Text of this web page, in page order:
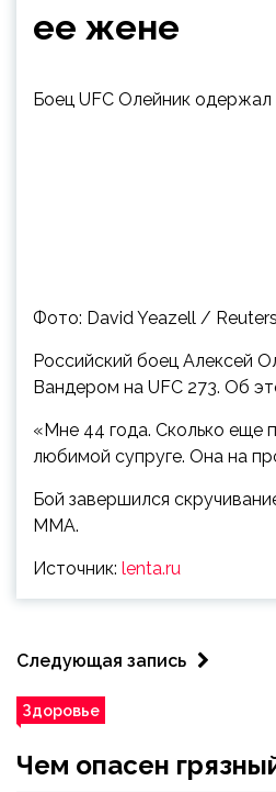
ее жене
Боец UFC Олейник
Фото: David Yeazell / Reuters
Российский боец Алексей
Вандером на UFC 273. Об
«Мне 44 года. Сколько еще
любимой супруге. Она на
Бой завершился
ММА.
Источник: lenta.ru
Следующая запись
Здоровье
Чем опасен